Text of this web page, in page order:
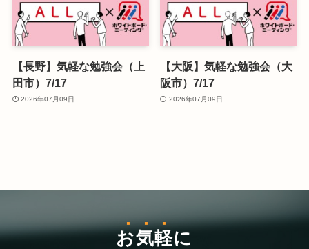
【長野】気軽な勉強会（上
田市）7/17
2026年07月09日
【大阪】気軽な勉強会（大
阪市）7/17
2026年07月09日
お気軽に